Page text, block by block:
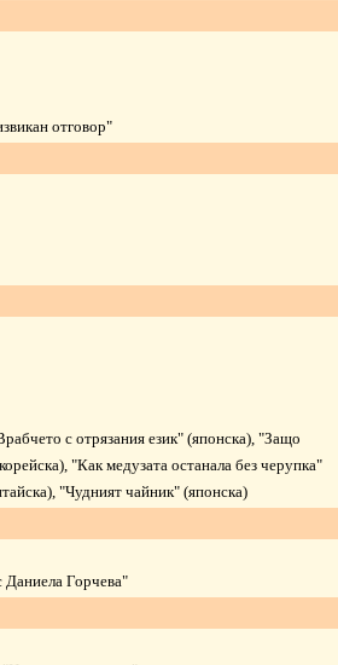
отговор"
с отрязания език" (японска), "Защо
"Как медузата останала без черупка"
"Чудният чайник" (японска)
Даниела Горчева"